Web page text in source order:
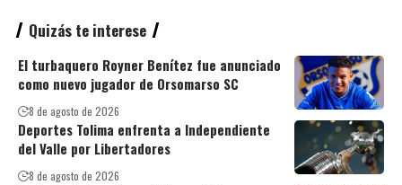
Quizás te interese
El turbaquero Royner Benítez fue anunciado
como nuevo jugador de Orsomarso SC
8 de agosto de 2026
Deportes Tolima enfrenta a Independiente
del Valle por Libertadores
8 de agosto de 2026